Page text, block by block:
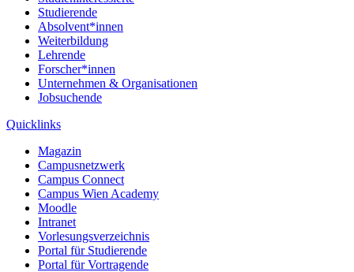
Studierende
Absolvent*innen
Weiterbildung
Lehrende
Forscher*innen
Unternehmen & Organisationen
Jobsuchende
Quicklinks
Magazin
Campusnetzwerk
Campus Connect
Campus Wien Academy
Moodle
Intranet
Vorlesungsverzeichnis
Portal für Studierende
Portal für Vortragende